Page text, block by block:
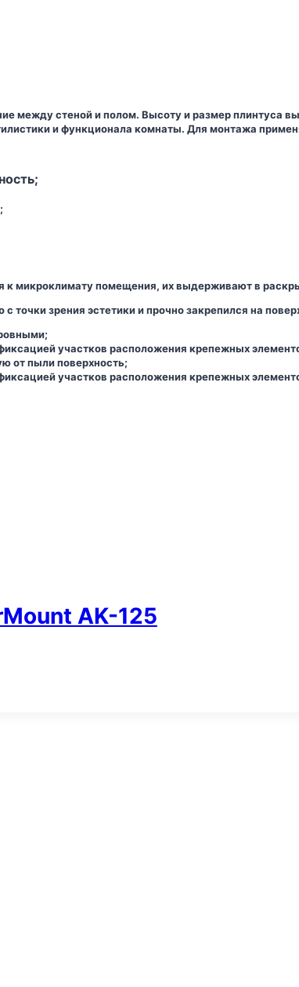
между стеной и полом. Высоту и размер плинтуса
и функционала комнаты. Для монтажа
микроклимату помещения, их выдерживают в
точки зрения эстетики и прочно закрепился на
участков расположения крепежных
от пыли поверхность;
участков расположения крепежных
AK-125